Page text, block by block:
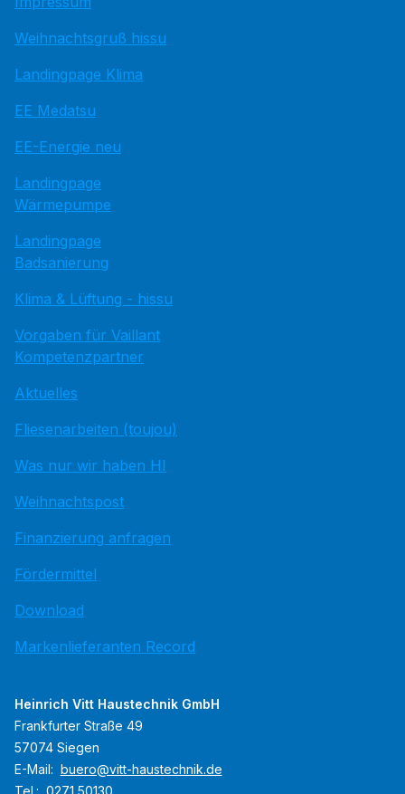
Weihnachtsgruß hissu
Landingpage Klima
EE Medatsu
EE-Energie neu
Landingpage
Wärmepumpe
Landingpage
Badsanierung
Klima & Lüftung - hissu
Vorgaben für Vaillant
Kompetenzpartner
Aktuelles
Fliesenarbeiten (toujou)
Was nur wir haben HI
Weihnachtspost
Finanzierung anfragen
Fördermittel
Download
Markenlieferanten Record
Heinrich Vitt Haustechnik GmbH
Frankfurter Straße 49
57074 Siegen
E-Mail: buero@vitt-haustechnik.de
Tel.: 0271 50130